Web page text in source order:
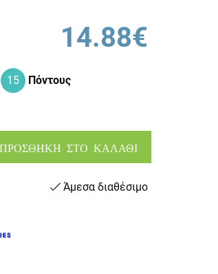
14.88€
15 Πόντους
ΣΤΟ ΚΑΛΑΘΙ
Άμεσα διαθέσιμο